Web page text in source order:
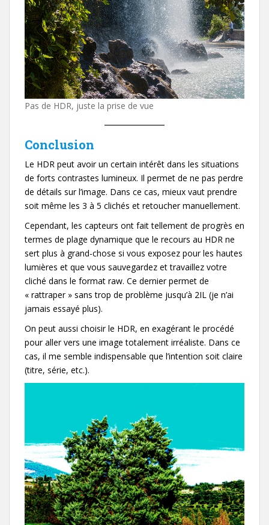
Pas de HDR, juste la prise de vue
Conclusion
Le HDR peut avoir un certain intérêt dans les situations
de forts contrastes lumineux. Il permet de ne pas perdre
de détails sur l’image. Dans ce cas, mieux vaut prendre
soit même les 3 à 5 clichés et retoucher manuellement.
Cependant, les capteurs ont fait tellement de progrès en
termes de plage dynamique que le recours au HDR ne
sert plus à grand-chose si vous exposez pour les hautes
lumières et que vous sauvegardez et travaillez votre
cliché dans le format raw. Ce dernier permet de
« rattraper » sans trop de problème jusqu’à 2IL (je n’ai
jamais essayé plus).
On peut aussi choisir le HDR, en exagérant le procédé
pour aller vers une image totalement irréaliste. Dans ce
cas, il me semble indispensable que l’intention soit claire
(titre, série, etc.).